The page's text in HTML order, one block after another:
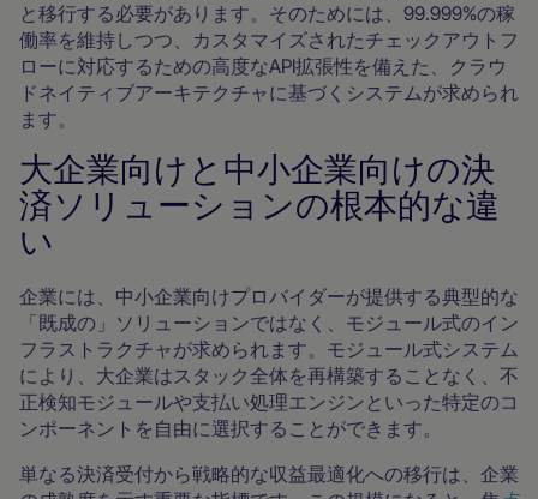
と移行する必要があります。そのためには、99.999%の稼
働率を維持しつつ、カスタマイズされたチェックアウトフ
ローに対応するための高度なAPI拡張性を備えた、クラウ
ドネイティブアーキテクチャに基づくシステムが求められ
ます。
大企業向けと中小企業向けの決
済ソリューションの根本的な違
い
企業には、中小企業向けプロバイダーが提供する典型的な
「既成の」ソリューションではなく、モジュール式のイン
フラストラクチャが求められます。モジュール式システム
により、大企業はスタック全体を再構築することなく、不
正検知モジュールや支払い処理エンジンといった特定のコ
ンポーネントを自由に選択することができます。
単なる決済受付から戦略的な収益最適化への移行は、企業